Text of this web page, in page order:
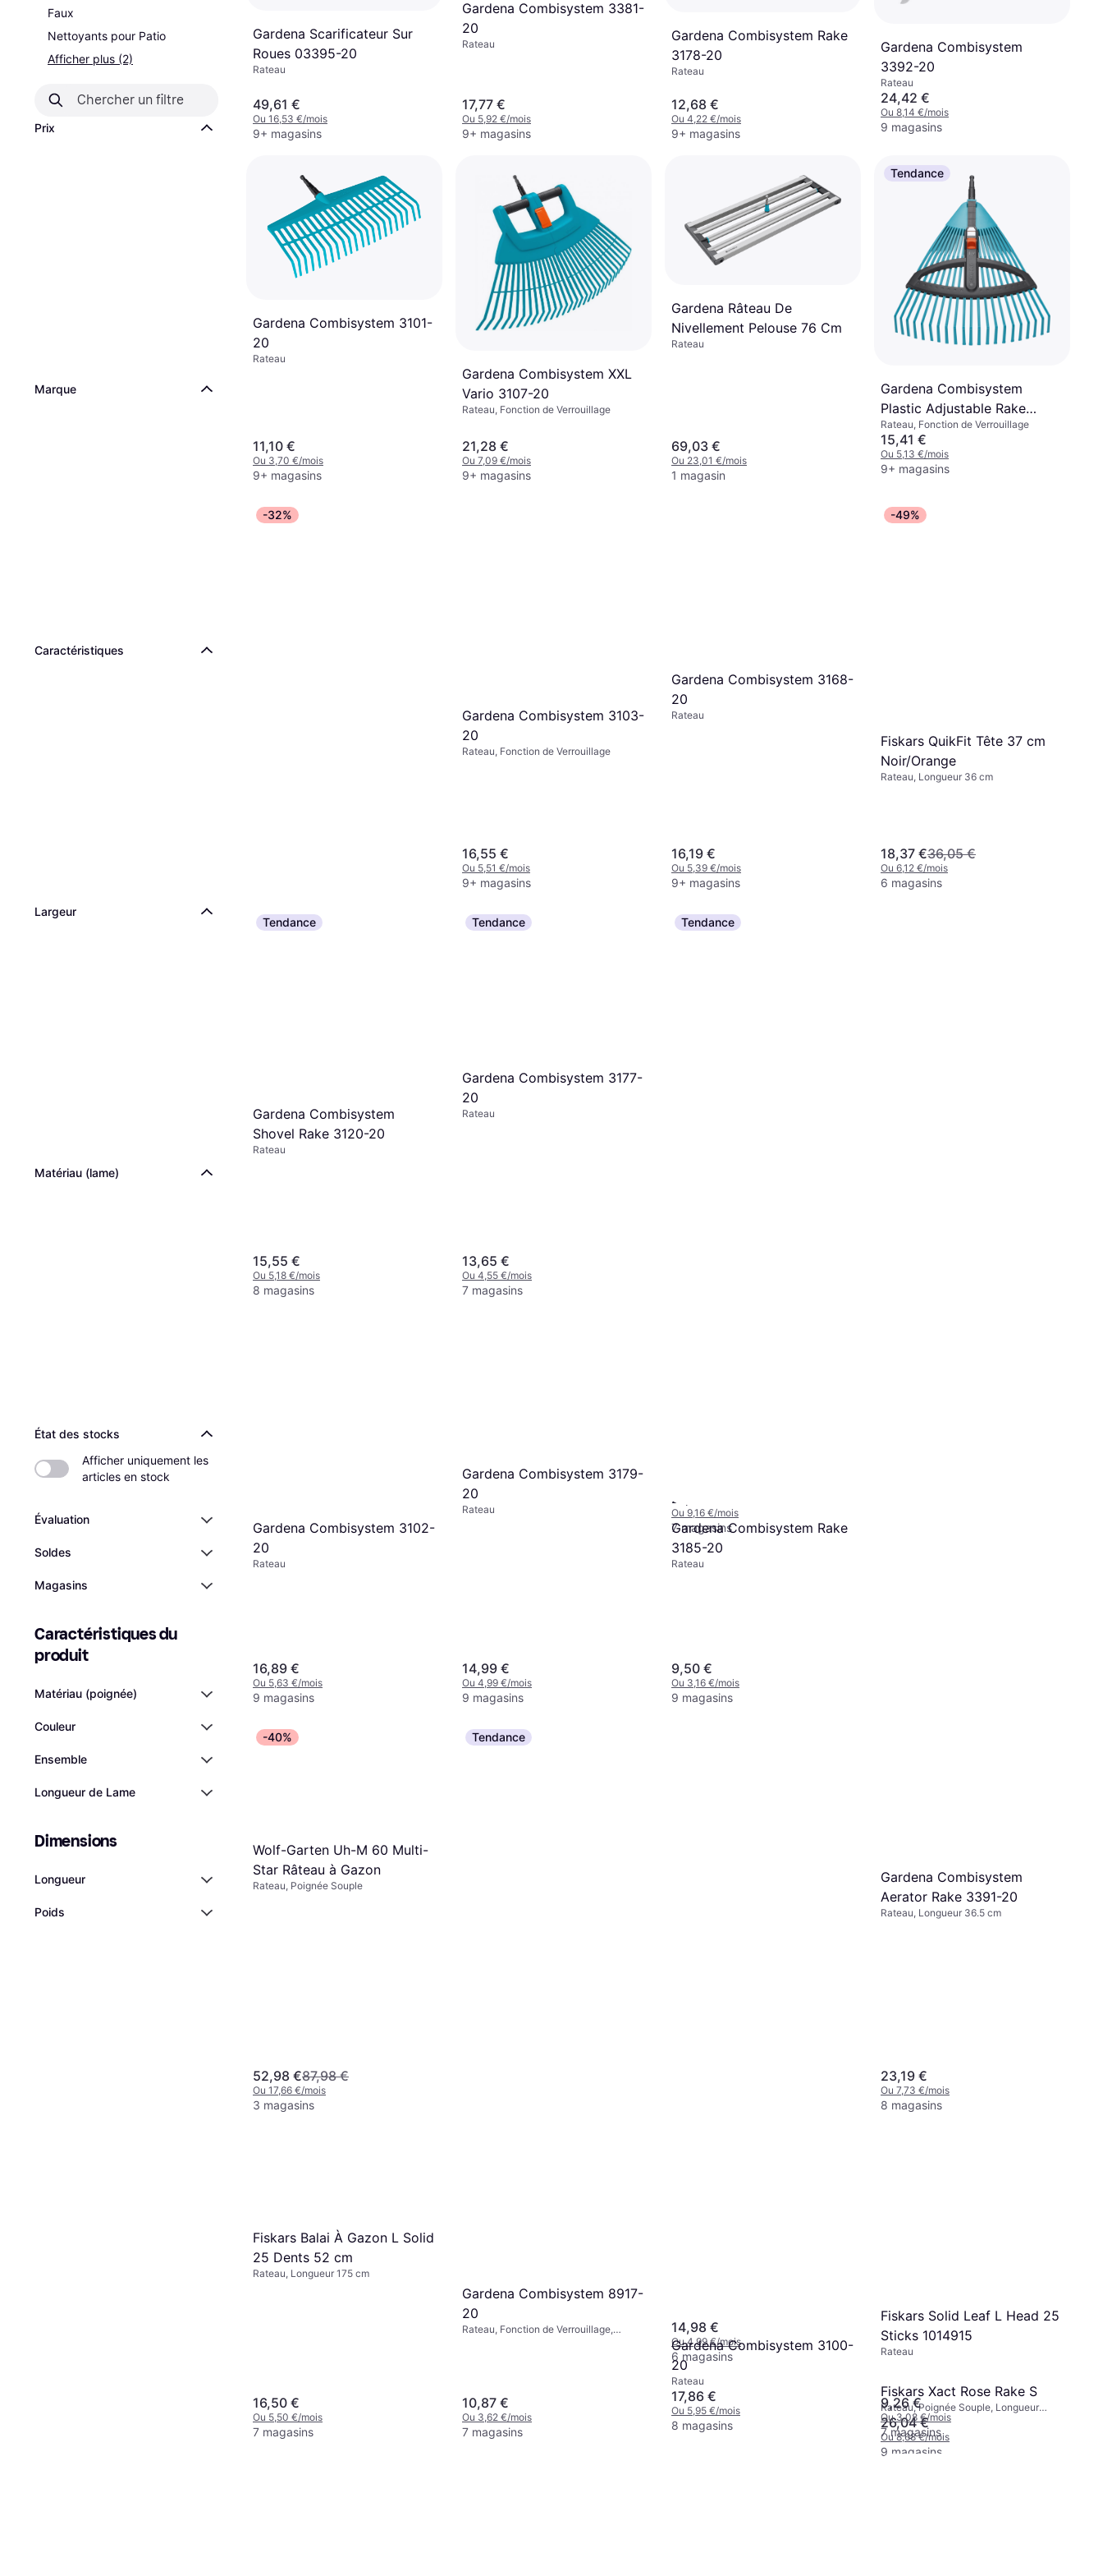
Faux
Nettoyants pour Patio
Afficher plus (2)
Prix
Marque
Caractéristiques
Largeur
Matériau (lame)
État des stocks
Afficher uniquement les
articles en stock
Évaluation
Soldes
Magasins
Caractéristiques du
produit
Matériau (poignée)
Couleur
Ensemble
Longueur de Lame
Dimensions
Longueur
Poids
Gardena Scarificateur Sur
Roues 03395-20
Rateau
49,61 €
Ou 16,53 €/mois
9+ magasins
Gardena Combisystem 3381-
20
Rateau
17,77 €
Ou 5,92 €/mois
9+ magasins
Gardena Combisystem Rake
3178-20
Rateau
12,68 €
Ou 4,22 €/mois
9+ magasins
Gardena Combisystem
3392-20
Rateau
24,42 €
Ou 8,14 €/mois
9 magasins
Gardena Combisystem 3101-
20
Rateau
11,10 €
Ou 3,70 €/mois
9+ magasins
Gardena Combisystem XXL
Vario 3107-20
Rateau, Fonction de Verrouillage
21,28 €
Ou 7,09 €/mois
9+ magasins
Gardena Râteau De
Nivellement Pelouse 76 Cm
Rateau
69,03 €
Ou 23,01 €/mois
1 magasin
Tendance
Gardena Combisystem
Plastic Adjustable Rake
3099-20
Rateau, Fonction de Verrouillage
15,41 €
Ou 5,13 €/mois
9+ magasins
-32%
Gardena Combisystem 3103-
20
Rateau, Fonction de Verrouillage
16,55 €
Ou 5,51 €/mois
9+ magasins
Gardena Combisystem 3168-
20
Rateau
16,19 €
Ou 5,39 €/mois
9+ magasins
-49%
Fiskars QuikFit Tête 37 cm
Noir/Orange
Rateau, Longueur 36 cm
18,37 €36,05 €
Ou 6,12 €/mois
6 magasins
Tendance
Gardena Combisystem
Shovel Rake 3120-20
Rateau
15,55 €
Ou 5,18 €/mois
8 magasins
Tendance
Gardena Combisystem 3177-
20
Rateau
13,65 €
Ou 4,55 €/mois
7 magasins
Tendance
27,49 €
Ou 9,16 €/mois
7 magasins
Gardena Combisystem 3102-
20
Rateau
16,89 €
Ou 5,63 €/mois
9 magasins
Gardena Combisystem 3179-
20
Rateau
14,99 €
Ou 4,99 €/mois
9 magasins
Gardena Combisystem Rake
3185-20
Rateau
9,50 €
Ou 3,16 €/mois
9 magasins
Fiskars Xact Rose Rake S
Rateau, Poignée Souple, Longueur
165.5 cm
26,04 €
Ou 8,68 €/mois
9 magasins
-40%
Wolf-Garten Uh-M 60 Multi-
Star Râteau à Gazon
Rateau, Poignée Souple
52,98 €87,98 €
Ou 17,66 €/mois
3 magasins
Tendance
14,98 €
Ou 4,99 €/mois
6 magasins
Gardena Combisystem
Aerator Rake 3391-20
Rateau, Longueur 36.5 cm
23,19 €
Ou 7,73 €/mois
8 magasins
Fiskars Balai À Gazon L Solid
25 Dents 52 cm
Rateau, Longueur 175 cm
16,50 €
Ou 5,50 €/mois
7 magasins
Gardena Combisystem 8917-
20
Rateau, Fonction de Verrouillage,
10,87 €
Ou 3,62 €/mois
7 magasins
Gardena Combisystem 3100-
20
Rateau
17,86 €
Ou 5,95 €/mois
8 magasins
Fiskars Solid Leaf L Head 25
Sticks 1014915
Rateau
9,26 €
Ou 3,08 €/mois
7 magasins